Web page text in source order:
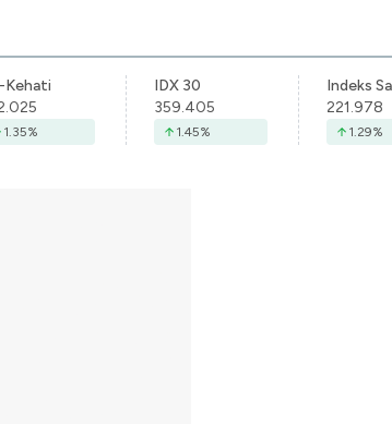
Kehati
1.35%
IDX 30
359.405
1.45%
221.978
1.29%